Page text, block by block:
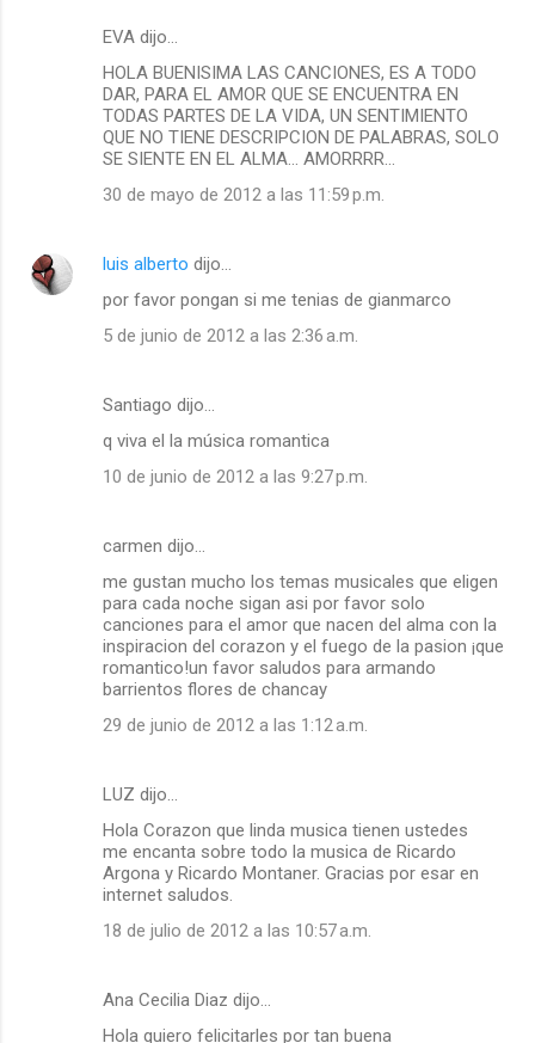
EVA dijo…
HOLA BUENISIMA LAS CANCIONES, ES A TODO
DAR, PARA EL AMOR QUE SE ENCUENTRA EN
TODAS PARTES DE LA VIDA, UN SENTIMIENTO
QUE NO TIENE DESCRIPCION DE PALABRAS, SOLO
SE SIENTE EN EL ALMA... AMORRRR...
30 de mayo de 2012 a las 11:59 p.m.
luis alberto dijo…
por favor pongan si me tenias de gianmarco
5 de junio de 2012 a las 2:36 a.m.
Santiago dijo…
q viva el la música romantica
10 de junio de 2012 a las 9:27 p.m.
carmen dijo…
me gustan mucho los temas musicales que eligen
para cada noche sigan asi por favor solo
canciones para el amor que nacen del alma con la
inspiracion del corazon y el fuego de la pasion ¡que
romantico!un favor saludos para armando
barrientos flores de chancay
29 de junio de 2012 a las 1:12 a.m.
LUZ dijo…
Hola Corazon que linda musica tienen ustedes
me encanta sobre todo la musica de Ricardo
Argona y Ricardo Montaner. Gracias por esar en
internet saludos.
18 de julio de 2012 a las 10:57 a.m.
Ana Cecilia Diaz dijo…
Hola quiero felicitarles por tan buena